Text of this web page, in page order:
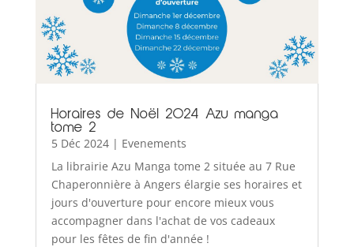
Horaires de Noël 2024 Azu manga
tome 2
5 Déc 2024| Evenements
La librairie Azu Manga tome 2 située au 7 Rue
Chaperonnière à Angers élargie ses horaires et
jours d'ouverture pour encore mieux vous
accompagner dans l'achat de vos cadeaux
pour les fêtes de fin d'année !